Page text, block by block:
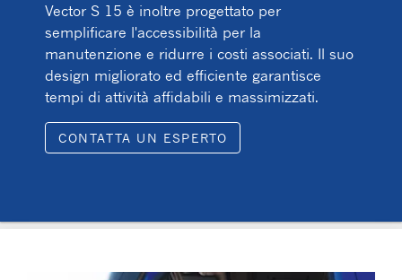
Vector S 15 è inoltre progettato per
semplificare l'accessibilità per la
manutenzione e ridurre i costi associati. Il suo
design migliorato ed efficiente garantisce
tempi di attività affidabili e massimizzati.
CONTATTA UN ESPERTO